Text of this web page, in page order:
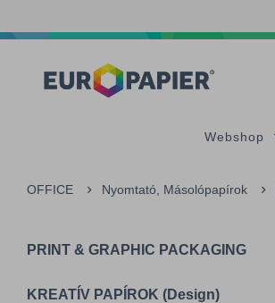
Webshop
OFFICE Nyomtató, Másolópapírok
PRINT & GRAPHIC PACKAGING
KREATÍV PAPÍROK (Design)